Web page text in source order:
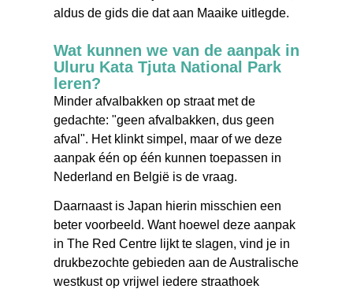
aldus de gids die dat aan Maaike uitlegde.
Wat kunnen we van de aanpak in
Uluru Kata Tjuta National Park
leren?
Minder afvalbakken op straat met de
gedachte: "geen afvalbakken, dus geen
afval". Het klinkt simpel, maar of we deze
aanpak één op één kunnen toepassen in
Nederland en België is de vraag.
Daarnaast is Japan hierin misschien een
beter voorbeeld. Want hoewel deze aanpak
in The Red Centre lijkt te slagen, vind je in
drukbezochte gebieden aan de Australische
westkust op vrijwel iedere straathoek